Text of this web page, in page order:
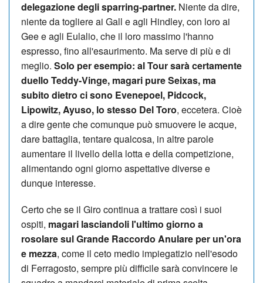
delegazione degli sparring-partner. Niente da dire,
niente da togliere ai Gall e agli Hindley, con loro ai
Gee e agli Eulalio, che il loro massimo l'hanno
espresso, fino all'esaurimento. Ma serve di più e di
meglio. Solo per esempio: al Tour sarà certamente
duello Teddy-Vinge, magari pure Seixas, ma
subito dietro ci sono Evenepoel, Pidcock,
Lipowitz, Ayuso, lo stesso Del Toro, eccetera. Cioè
a dire gente che comunque può smuovere le acque,
dare battaglia, tentare qualcosa, in altre parole
aumentare il livello della lotta e della competizione,
alimentando ogni giorno aspettative diverse e
dunque interesse.
Certo che se il Giro continua a trattare così i suoi
ospiti, magari lasciandoli l'ultimo giorno a
rosolare sul Grande Raccordo Anulare per un'ora
e mezza, come il ceto medio impiegatizio nell'esodo
di Ferragosto, sempre più difficile sarà convincere le